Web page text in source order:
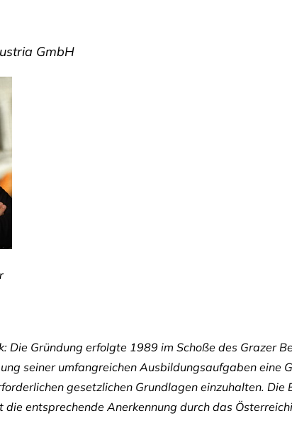
GmbH
Die Gründung erfolgte 1989 im Schoße des Grazer
seiner umfangreichen Ausbildungsaufgaben eine
gesetzlichen Grundlagen einzuhalten.
entsprechende Anerkennung durch das